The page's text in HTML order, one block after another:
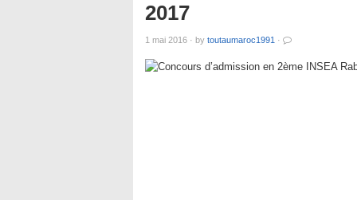
2017
1 mai 2016 · by toutaumaroc1991 ·